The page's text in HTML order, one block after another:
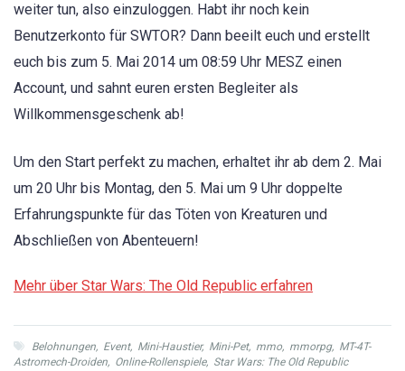
weiter tun, also einzuloggen. Habt ihr noch kein
Benutzerkonto für SWTOR? Dann beeilt euch und erstellt
euch bis zum 5. Mai 2014 um 08:59 Uhr MESZ einen
Account, und sahnt euren ersten Begleiter als
Willkommensgeschenk ab!
Um den Start perfekt zu machen, erhaltet ihr ab dem 2. Mai
um 20 Uhr bis Montag, den 5. Mai um 9 Uhr doppelte
Erfahrungspunkte für das Töten von Kreaturen und
Abschließen von Abenteuern!
Mehr über Star Wars: The Old Republic erfahren
Belohnungen, Event, Mini-Haustier, Mini-Pet, mmo, mmorpg, MT-4T-
Astromech-Droiden, Online-Rollenspiele, Star Wars: The Old Republic